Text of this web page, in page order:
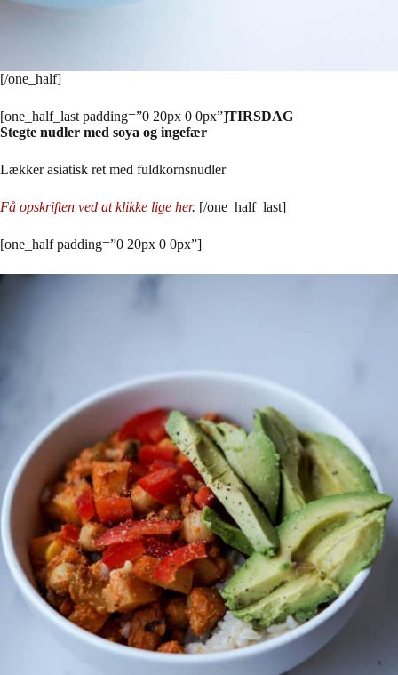
[/one_half]
[one_half_last padding=”0 20px 0 0px”]TIRSDAG
Stegte nudler med soya og ingefær
Lækker asiatisk ret med fuldkornsnudler
Få opskriften ved at klikke lige her. [/one_half_last]
[one_half padding=”0 20px 0 0px”]